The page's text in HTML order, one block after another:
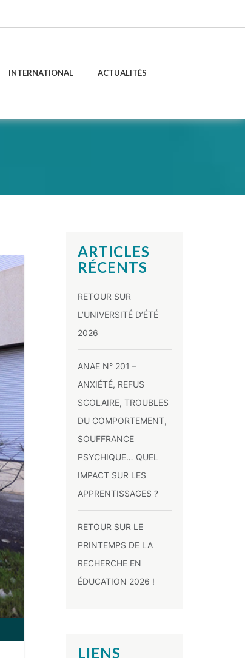
INTERNATIONAL ACTUALITÉS
ARTICLES
RÉCENTS
RETOUR SUR
L’UNIVERSITÉ D’ÉTÉ
2026
ANAE N° 201 –
ANXIÉTÉ, REFUS
SCOLAIRE, TROUBLES
DU COMPORTEMENT,
SOUFFRANCE
PSYCHIQUE… QUEL
IMPACT SUR LES
APPRENTISSAGES ?
RETOUR SUR LE
PRINTEMPS DE LA
RECHERCHE EN
ÉDUCATION 2026 !
LIENS